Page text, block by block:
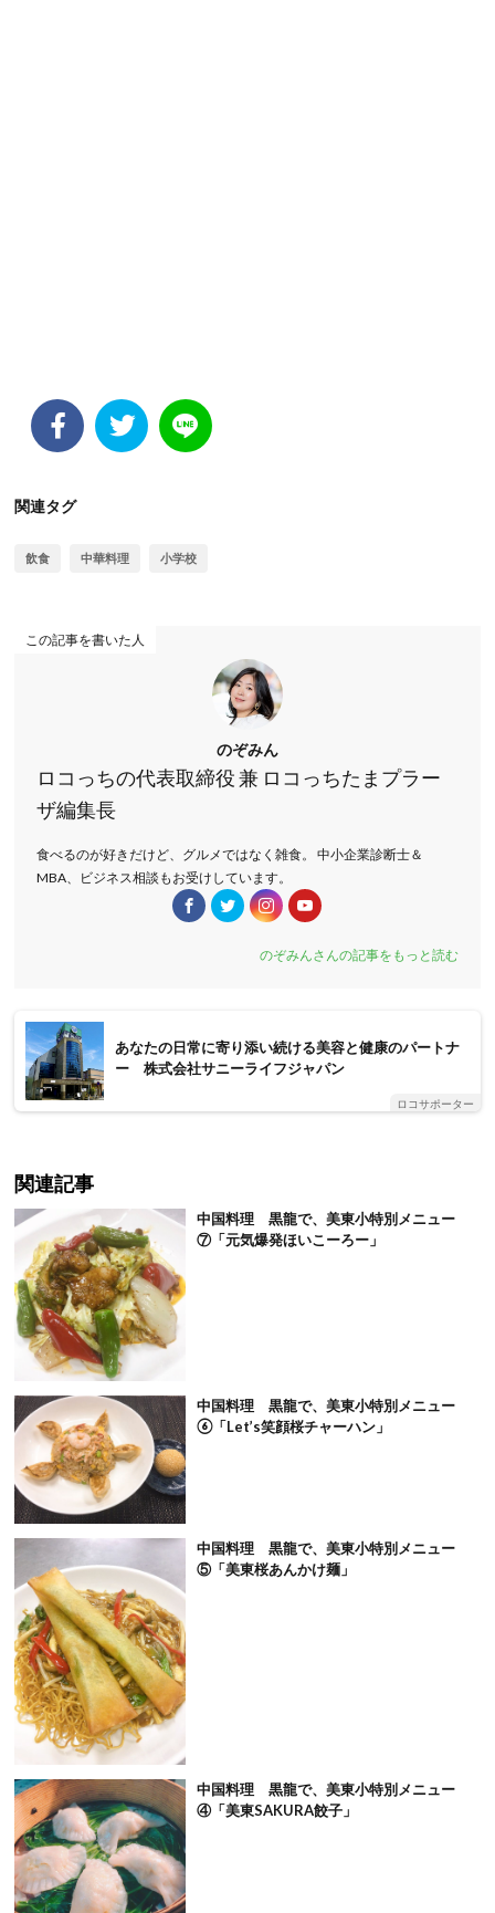
関連タグ
飲食 中華料理 小学校
この記事を書いた人
のぞみん
ロコっちの代表取締役 兼 ロコっちたまプラー
ザ編集長
食べるのが好きだけど、グルメではなく雑食。 中小企業診断士＆
MBA、ビジネス相談もお受けしています。
のぞみんさんの記事をもっと読む
あなたの日常に寄り添い続ける美容と健康のパートナ
ー 株式会社サニーライフジャパン
ロコサポーター
関連記事
中国料理 黒龍で、美東小特別メニュー
⑦「元気爆発ほいこーろー」
中国料理 黒龍で、美東小特別メニュー
⑥「Let’s笑顔桜チャーハン」
中国料理 黒龍で、美東小特別メニュー
⑤「美東桜あんかけ麺」
中国料理 黒龍で、美東小特別メニュー
④「美東SAKURA餃子」